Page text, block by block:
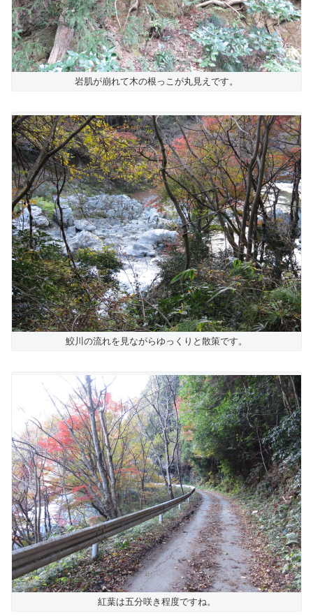
岩肌が崩れて木の根っこが丸見えです。
鮫川の流れを見ながらゆっくりと散策です。
紅葉は五分咲き程度ですね。